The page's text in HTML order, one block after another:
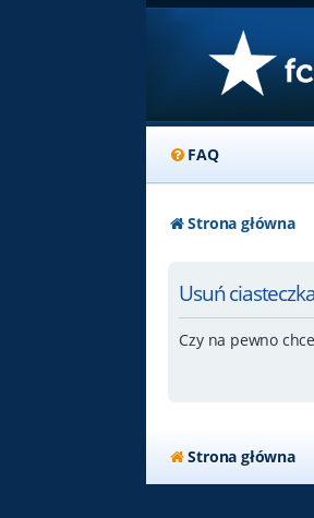
FAQ
Strona główna
Usuń
Czy na pewno
Strona główna